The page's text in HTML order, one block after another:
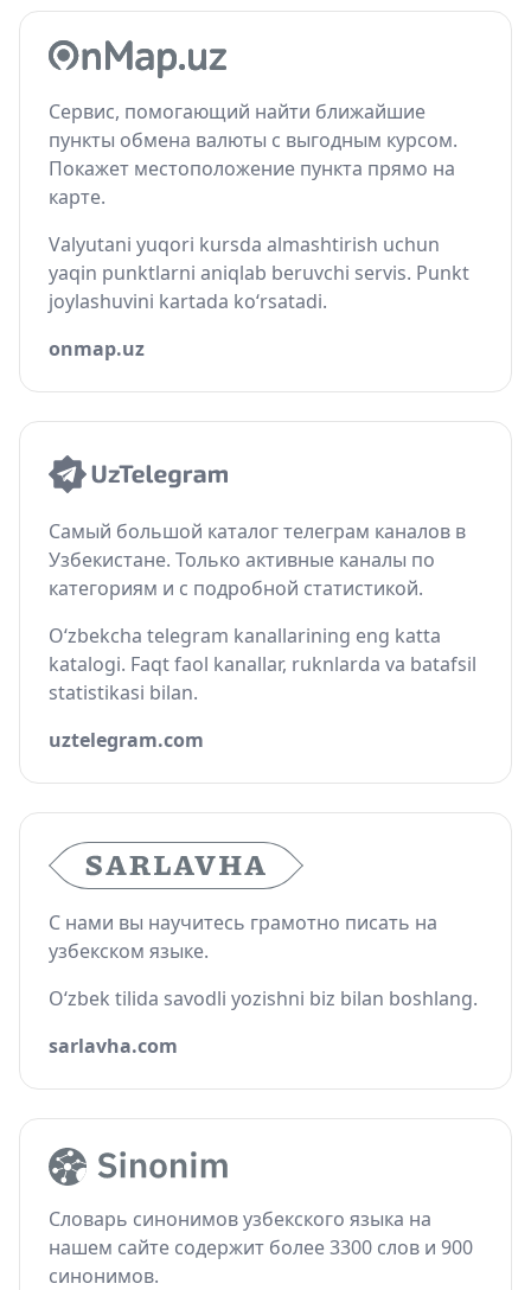
Сервис, помогающий найти ближайшие
пункты обмена валюты с выгодным курсом.
Покажет местоположение пункта прямо на
карте.
Valyutani yuqori kursda almashtirish uchun
yaqin punktlarni aniqlab beruvchi servis. Punkt
joylashuvini kartada ko‘rsatadi.
onmap.uz
Самый большой каталог телеграм каналов в
Узбекистане. Только активные каналы по
категориям и с подробной статистикой.
O‘zbekcha telegram kanallarining eng katta
katalogi. Faqt faol kanallar, ruknlarda va batafsil
statistikasi bilan.
uztelegram.com
С нами вы научитесь грамотно писать на
узбекском языке.
O‘zbek tilida savodli yozishni biz bilan boshlang.
sarlavha.com
Словарь синонимов узбекского языка на
нашем сайте содержит более 3300 слов и 900
синонимов.